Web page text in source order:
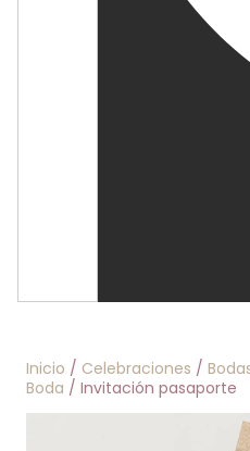
Inicio / Celebraciones /
Boda / Invitación pasaporte